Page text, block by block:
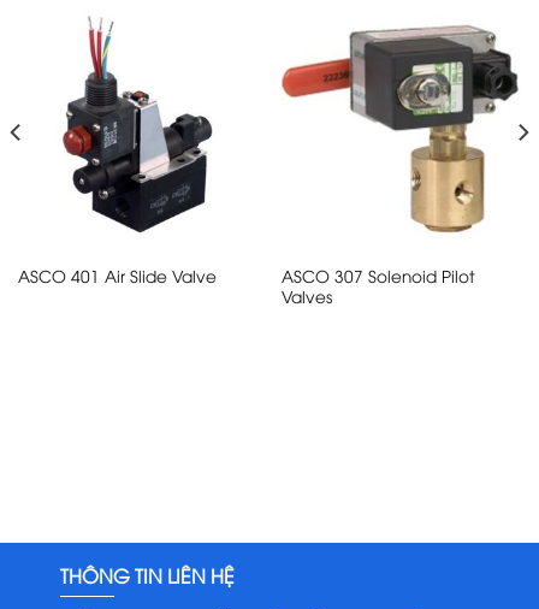
ASCO 401 Air Slide Valve
ASCO 307 Solenoid Pilot
Valves
THÔNG TIN LIÊN HỆ